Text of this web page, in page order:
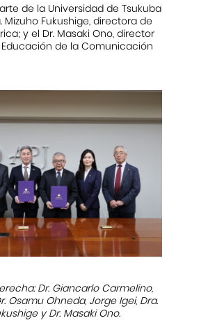
de la Universidad de Tsukuba
Mizuho Fukushige, directora de
y el Dr. Masaki Ono, director
de la Comunicación
Dr. Giancarlo Carmelino,
Osamu Ohneda, Jorge Igei, Dra.
yDr. Masaki Ono.